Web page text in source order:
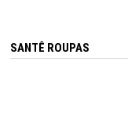
SANTÊ ROUPAS